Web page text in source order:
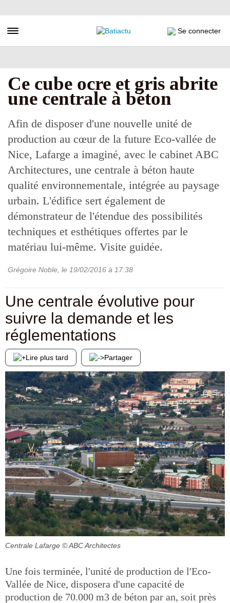
au
principal
Toggle navigation Se connecter
Ce cube ocre et gris abrite
une centrale à béton
Afin de disposer d'une nouvelle unité de
production au cœur de la future Eco-vallée de
Nice, Lafarge a imaginé, avec le cabinet ABC
Architectures, une centrale à béton haute
qualité environnementale, intégrée au paysage
urbain. L'édifice sert également de
démonstrateur de l'étendue des possibilités
techniques et esthétiques offertes par le
matériau lui-même. Visite guidée.
Grégoire Noble , le 19/02/2016 à 17:38
Une centrale évolutive pour
suivre la demande et les
réglementations
Lire plus tard Partager
Centrale Lafarge © ABC Architectes
Une fois terminée, l'unité de production de l'Eco-
Vallée de Nice, disposera d'une capacité de
production de 70.000 m3 de béton par an, soit près